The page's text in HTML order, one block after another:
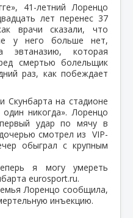
41-летний Лоренцо
лет перенес 37
врачи сказали, что
у него больше нет,
эвтаназию, которая
смертью болельщик
раз, как побеждает
Скунбарта на стадионе
никогда». Лоренцо
удар по мячу в
смотрел из VIP-
обыграл с крупным
я могу умереть
eurosport.ru.
Лоренцо сообщила,
инъекцию.